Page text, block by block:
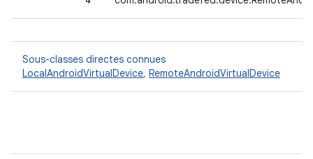
Sous-classes directes connues
LocalAndroidVirtualDevice, RemoteAndroidVirtualDevice